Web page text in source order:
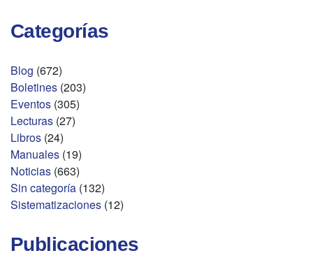
Categorías
Blog (672)
Boletines (203)
Eventos (305)
Lecturas (27)
Libros (24)
Manuales (19)
Noticias (663)
Sin categoría (132)
Sistematizaciones (12)
Publicaciones